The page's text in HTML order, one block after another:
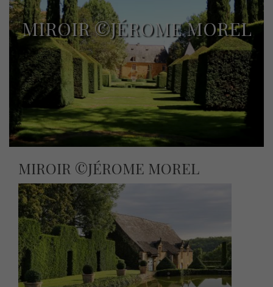
MIROIR ©JÉROME MOREL
MIROIR ©JÉROME MOREL